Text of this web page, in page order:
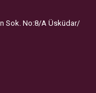
Sok. No:8/A Üsküdar/